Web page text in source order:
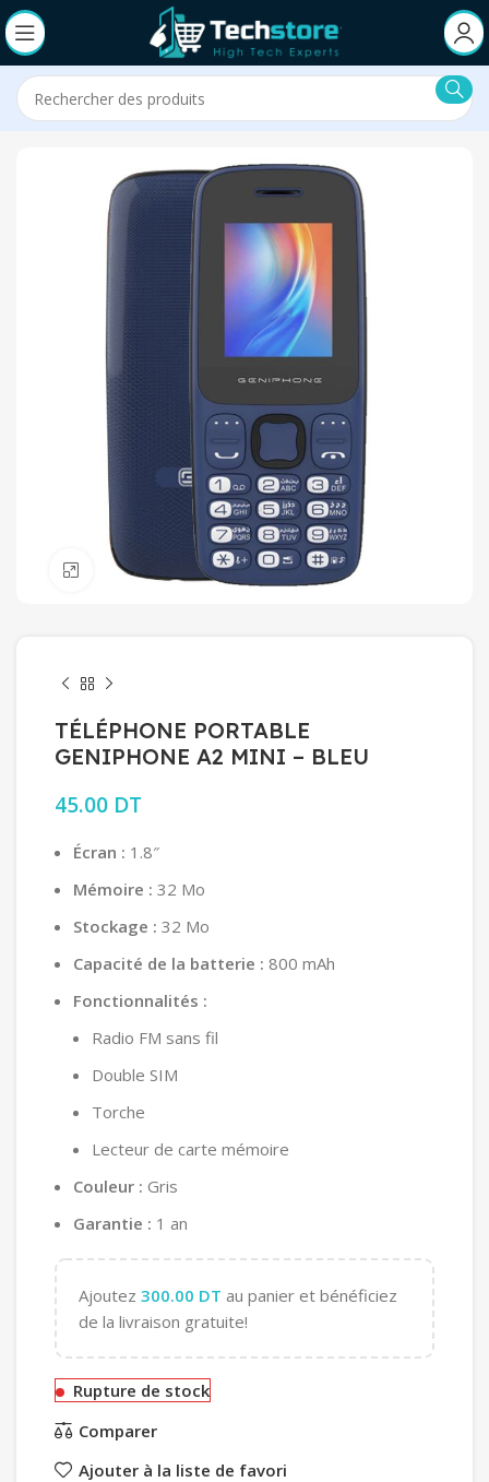
Click to enlarge
TÉLÉPHONE PORTABLE
GENIPHONE A2 MINI – BLEU
45.00 DT
Écran : 1.8″
Mémoire : 32 Mo
Stockage : 32 Mo
Capacité de la batterie : 800 mAh
Fonctionnalités :
Radio FM sans fil
Double SIM
Torche
Lecteur de carte mémoire
Couleur : Gris
Garantie : 1 an
Ajoutez 300.00 DT au panier et bénéficiez
de la livraison gratuite!
Rupture de stock
Comparer
Ajouter à la liste de favori